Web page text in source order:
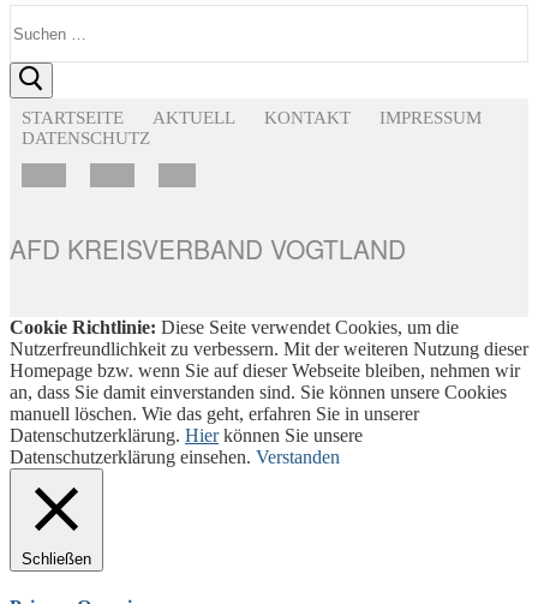
nach:
STARTSEITE AKTUELL KONTAKT
IMPRESSUM
DATENSCHUTZ
AFD KREISVERBAND VOGTLAND
Cookie Richtlinie: Diese Seite verwendet Cookies, um die
Nutzerfreundlichkeit zu verbessern. Mit der weiteren Nutzung dieser
Homepage bzw. wenn Sie auf dieser Webseite bleiben, nehmen wir
an, dass Sie damit einverstanden sind. Sie können unsere Cookies
manuell löschen. Wie das geht, erfahren Sie in unserer
Datenschutzerklärung. Hierkönnen Sie unsere
Datenschutzerklärung einsehen. Verstanden
Schließen